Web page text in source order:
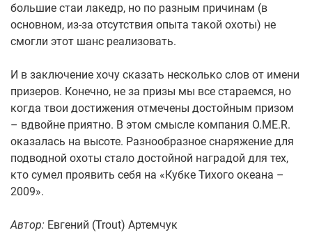
большие стаи лакедр, но по разным причинам (в
основном, из-за отсутствия опыта такой охоты) не
смогли этот шанс реализовать.
И в заключение хочу сказать несколько слов от имени
призеров. Конечно, не за призы мы все стараемся, но
когда твои достижения отмечены достойным призом
– вдвойне приятно. В этом смысле компания O.ME.R.
оказалась на высоте. Разнообразное снаряжение для
подводной охоты стало достойной наградой для тех,
кто сумел проявить себя на «Кубке Тихого океана –
2009».
Автор: Евгений (Trout) Артемчук